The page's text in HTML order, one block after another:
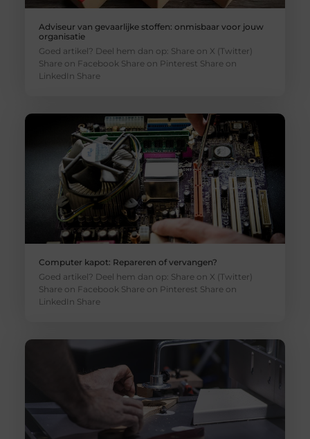
Adviseur van gevaarlijke stoffen: onmisbaar voor jouw
organisatie
Goed artikel? Deel hem dan op: Share on X (Twitter)
Share on Facebook Share on Pinterest Share on
LinkedIn Share
Computer kapot: Repareren of vervangen?
Goed artikel? Deel hem dan op: Share on X (Twitter)
Share on Facebook Share on Pinterest Share on
LinkedIn Share